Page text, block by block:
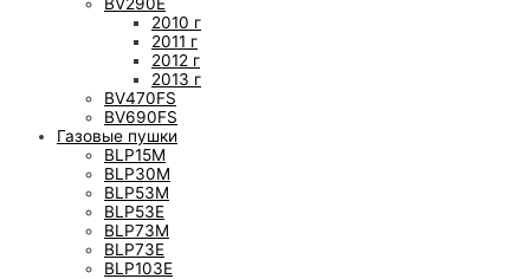
2010 г
2011 г
2012 г
2013 г
BV470FS
BV690FS
Газовые пушки
BLP15M
BLP30M
BLP53M
BLP53E
BLP73M
BLP73E
BLP103E